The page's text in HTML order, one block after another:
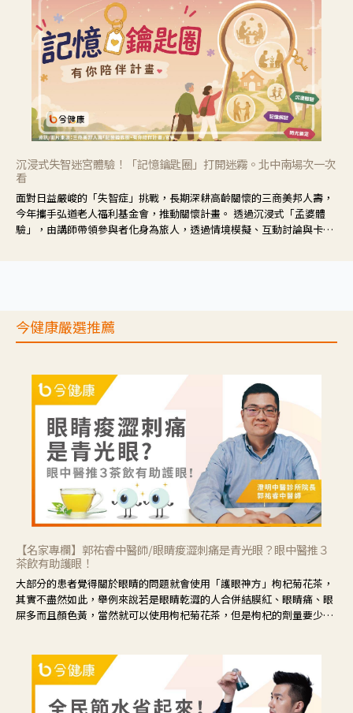
沉浸式失智迷宮體驗！「記憶鑰匙圈」打開迷霧。北中南場次一次
看
面對日益嚴峻的「失智症」挑戰，長期深耕高齡關懷的三商美邦人壽，
今年攜手弘道老人福利基金會，推動關懷計畫。 透過沉浸式「孟婆體
驗」，由講師帶領參與者化身為旅人，透過情境模擬、互動討論與卡牌
今健康嚴選推薦
【名家專欄】郭祐睿中醫師/眼睛痠澀刺痛是青光眼？眼中醫推３
茶飲有助護眼！
大部分的患者覺得關於眼睛的問題就會使用「護眼神方」枸杞菊花茶，
其實不盡然如此，舉例來說若是眼睛乾澀的人合併結膜紅、眼睛痛、眼
屎多而且顏色黃，當然就可以使用枸杞菊花茶，但是枸杞的劑量要少，
候就要使用菊花、金銀花來治療；假如單純的眼睛乾澀，結膜沒有紅，
眼睛周圍沒有眼屎，這種情況是屬於「陰虛」，就可以使用枸杞、蓮
藕、麥門冬、山藥等比較滋潤的藥材，效果就更顯著。